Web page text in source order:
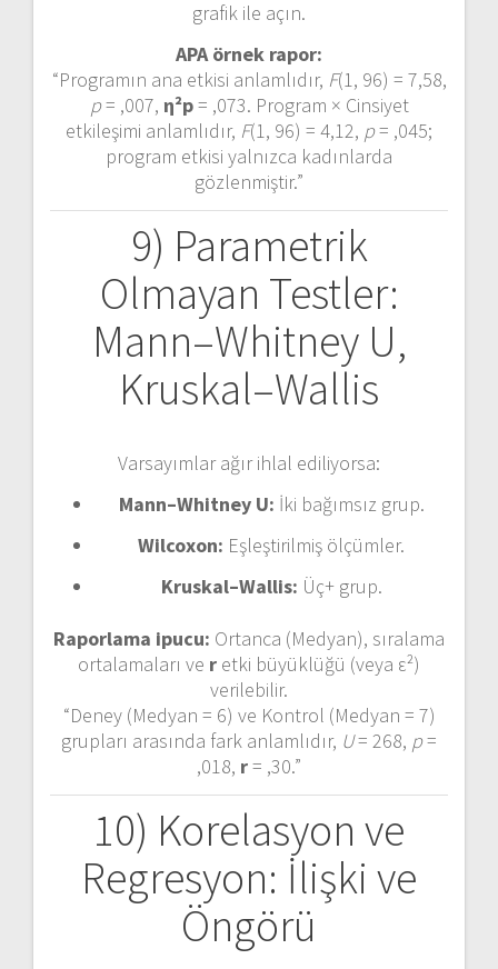
grafik ile açın.
APA örnek rapor:
“Programın ana etkisi anlamlıdır, F(1, 96) = 7,58,
p= ,007, η²p= ,073. Program × Cinsiyet
etkileşimi anlamlıdır, F(1, 96) = 4,12, p= ,045;
program etkisi yalnızca kadınlarda
gözlenmiştir.”
9) Parametrik
Olmayan Testler:
Mann–Whitney U,
Kruskal–Wallis
Varsayımlar ağır ihlal ediliyorsa:
Mann–Whitney U: İki bağımsız grup.
Wilcoxon: Eşleştirilmiş ölçümler.
Kruskal–Wallis: Üç+ grup.
Raporlama ipucu: Ortanca (Medyan), sıralama
ortalamaları ve r etki büyüklüğü (veya ε²)
verilebilir.
“Deney (Medyan = 6) ve Kontrol (Medyan = 7)
grupları arasında fark anlamlıdır, U= 268, p=
,018, r= ,30.”
10) Korelasyon ve
Regresyon: İlişki ve
Öngörü